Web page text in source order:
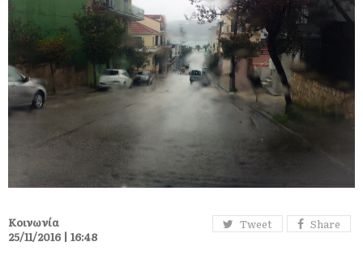
Tweet Share
Κοινωνία
25/11/2016 | 16:48